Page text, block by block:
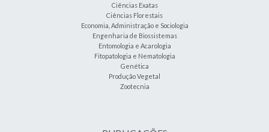
Ciências Exatas
Ciências Florestais
Economia, Administração e Sociologia
Engenharia de Biossistemas
Entomologia e Acarologia
Fitopatologia e Nematologia
Genética
Produção Vegetal
Zootecnia